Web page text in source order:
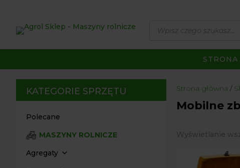
produktów
KATEGORIE SPRZĘTU
Polecane
MASZYNY ROLNICZE
Agregaty
Strona główna
Mobilne
Wyświetlanie